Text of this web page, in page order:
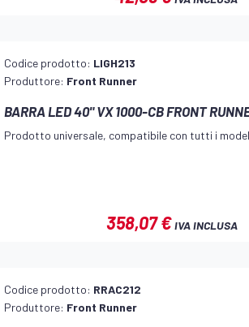
Codice prodotto: LIGH213
Produttore: Front Runner
BARRA LED 40" VX 1000-CB FRONT
Prodotto universale, compatibile con tutti i
358,07 €IVA INCLUSA
Codice prodotto: RRAC212
Produttore: Front Runner